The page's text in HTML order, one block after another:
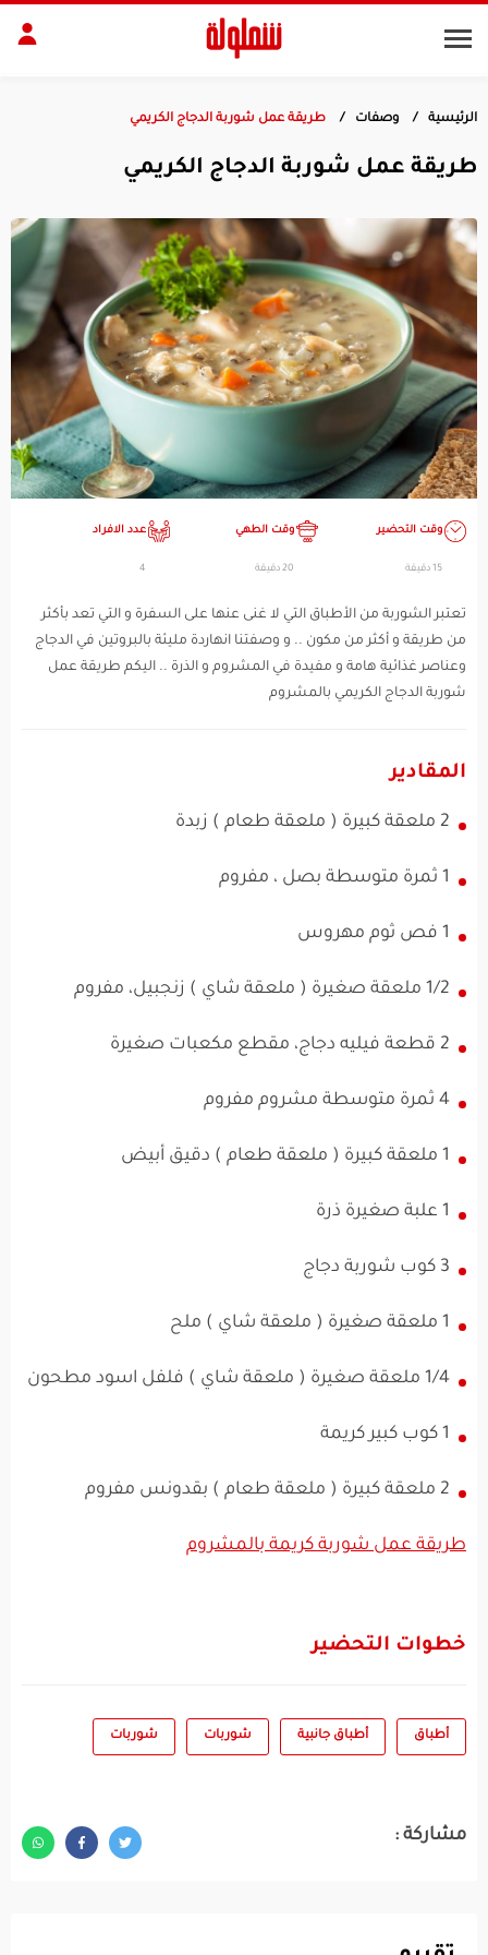
الرئيسية وصفات طريقة عمل شوربة الدجاج الكريمي
طريقة عمل شوربة الدجاج الكريمي
وقت التحضير
15 دقيقة
وقت الطهي
20 دقيقة
عدد الافراد
4
تعتبر الشوربة من الأطباق التي لا غنى عنها على السفرة و التي تعد بأكثر
من طريقة و أكثر من مكون .. و وصفتنا انهاردة مليئة بالبروتين في الدجاج
وعناصر غذائية هامة و مفيدة في المشروم و الذرة .. اليكم طريقة عمل
شوربة الدجاج الكريمي بالمشروم
المقادير
2 ملعقة كبيرة ( ملعقة طعام ) زبدة
1 ثمرة متوسطة بصل ، مفروم
1 فص ثوم مهروس
1/2 ملعقة صغيرة ( ملعقة شاي ) زنجبيل، مفروم
2 قطعة فيليه دجاج، مقطع مكعبات صغيرة
4 ثمرة متوسطة مشروم مفروم
1 ملعقة كبيرة ( ملعقة طعام ) دقيق أبيض
1 علبة صغيرة ذرة
3 كوب شوربة دجاج
1 ملعقة صغيرة ( ملعقة شاي ) ملح
1/4 ملعقة صغيرة ( ملعقة شاي ) فلفل اسود مطحون
1 كوب كبير كريمة
2 ملعقة كبيرة ( ملعقة طعام ) بقدونس مفروم
طريقة عمل شوربة كريمة بالمشروم
خطوات التحضير
أطباق أطباق جانبية شوربات شوربات
مشاركة :
الجسم
ديكور